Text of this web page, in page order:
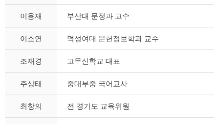
이용재 부산대 문정과 교수
이소연 덕성여대 문헌정보학과 교수
조재경 고무신학교 대표
주상태 중대부중 국어교사
최창의 전 경기도 교육위원